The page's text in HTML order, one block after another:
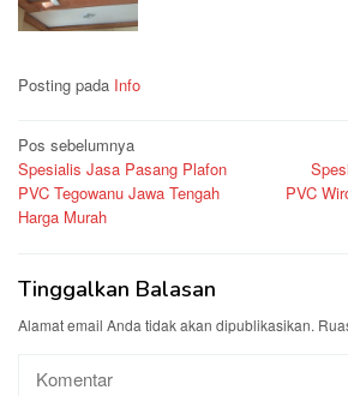
Posting pada Info
Navigasi
pos
Pos sebelumnya
Spesialis Jasa Pasang Plafon
PVC Tegowanu Jawa Tengah
Harga Murah
PVC
Tinggalkan Balasan
Alamat email Anda tidak akan dipublikasikan.